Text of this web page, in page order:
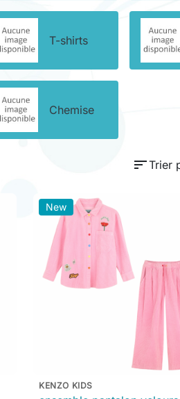
T-shirts
Chemise
sortTrier
New
 Aperçu rapide
KENZO KIDS